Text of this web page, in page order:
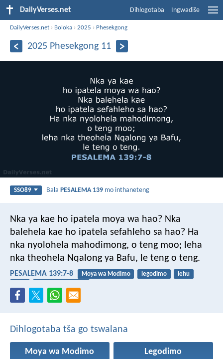
DailyVerses.net Dihlogotaba Ingwadiše
DailyVerses.net › Boloka ›2025 › Phesekgong
2025 Phesekgong 11
SSO89 BalaPESALEMA 139 mo inthaneteng
Nka ya kae ho ipatela moya wa hao? Nka
balehela kae ho ipatela sefahleho sa hao? Ha
nka nyolohela mahodimong, o teng moo; leha
nka theohela Nqalong ya Bafu, le teng o teng.
PESALEMA 139:7-8 Moya wa Modimo legodimo
lehu
Dihlogotaba tša go tswalana
Moya wa Modimo Legodimo